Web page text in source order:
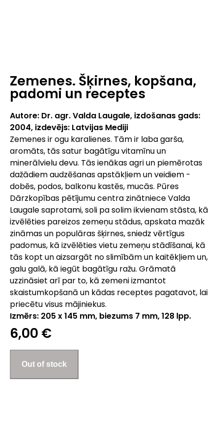
Zemenes. Šķirnes, kopšana,
padomi un receptes
Autore: Dr. agr. Valda Laugale, izdošanas gads:
2004, izdevējs: Latvijas Mediji
Zemenes ir ogu karalienes. Tām ir laba garša,
aromāts, tās satur bagātīgu vitamīnu un
minerālvielu devu. Tās ienākas agri un piemērotas
dažādiem audzēšanas apstākļiem un veidiem -
dobēs, podos, balkonu kastēs, mucās. Pūres
Dārzkopības pētījumu centra zinātniece Valda
Laugale saprotami, soli pa solim ikvienam stāsta, kā
izvēlēties pareizos zemeņu stādus, apskata mazāk
zināmas un populāras šķirnes, sniedz vērtīgus
padomus, kā izvēlēties vietu zemeņu stādīšanai, kā
tās kopt un aizsargāt no slimībām un kaitēkļiem un,
galu galā, kā iegūt bagātīgu ražu. Grāmatā
uzzināsiet arī par to, kā zemeni izmantot
skaistumkopšanā un kādas receptes pagatavot, lai
priecētu visus mājiniekus.
Izmērs: 205 x 145 mm, biezums 7 mm, 128 lpp.
6,00 €